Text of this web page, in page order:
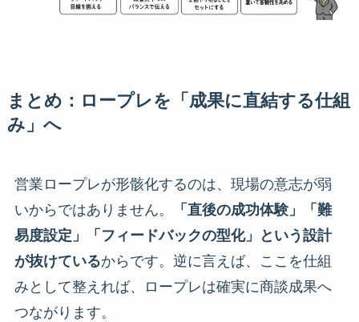
まとめ：ロープレを「成果に直結する仕組
み」へ
営業ロープレが形骸化するのは、現場の意志が弱
いからではありません。
「直後の成功体験」「難
易度設定」「フィードバックの型化」という設計
が抜けているからです。逆に言えば、ここを仕組
みとして整えれば、ロープレは確実に商談成果へ
つながります。